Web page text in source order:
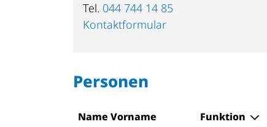
Tel. 044 744 14 85
Kontaktformular
Personen
Name Vorname Funktion